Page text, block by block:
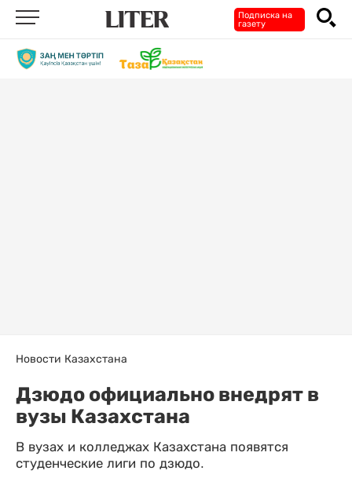
Подписка на
газету
Новости Казахстана
Дзюдо официально внедрят в
вузы Казахстана
В вузах и колледжах Казахстана появятся
студенческие лиги по дзюдо.